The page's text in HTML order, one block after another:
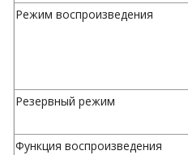
Режим воспроизведения
Резервный режим
Функция воспроизведения